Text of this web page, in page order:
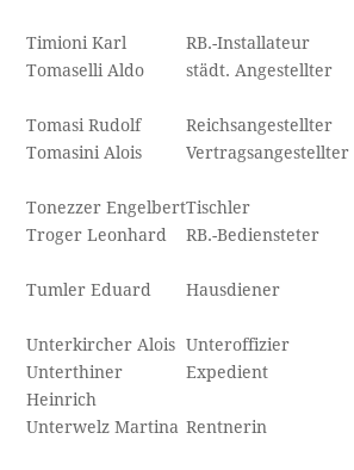
Timioni Karl
RB.-Installateur
Tomaselli Aldo
städt. Angestellter
Tomasi Rudolf
Reichsangestellter
Tomasini Alois
Vertragsangestellter
Tonezzer EngelbertTischler
Troger Leonhard
RB.-Bediensteter
Tumler Eduard
Hausdiener
Unterkircher Alois Unteroffizier
Unterthiner
Heinrich
Expedient
Unterwelz Martina Rentnerin